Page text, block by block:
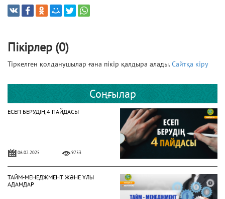
Пікірлер (0)
Тіркелген қолданушылар ғана пікір қалдыра алады.Сайтқа кіру
Соңғылар
ЕСЕП БЕРУДІҢ 4 ПАЙДАСЫ
06.02.2025 9753
ТАЙМ-МЕНЕДЖМЕНТ ЖӘНЕ ҰЛЫ
АДАМДАР